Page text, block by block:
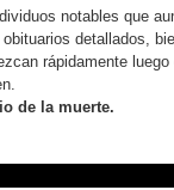
notables que
detallados,
rápidamente
de la muerte.